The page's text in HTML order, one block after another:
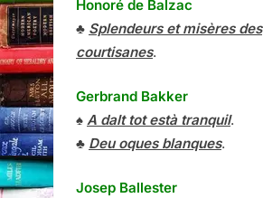
Honoré de Balzac
♣ Splendeurs et misères des
courtisanes.
Gerbrand Bakker
♠ A dalt tot està tranquil.
♣ Deu oques blanques.
Josep Ballester